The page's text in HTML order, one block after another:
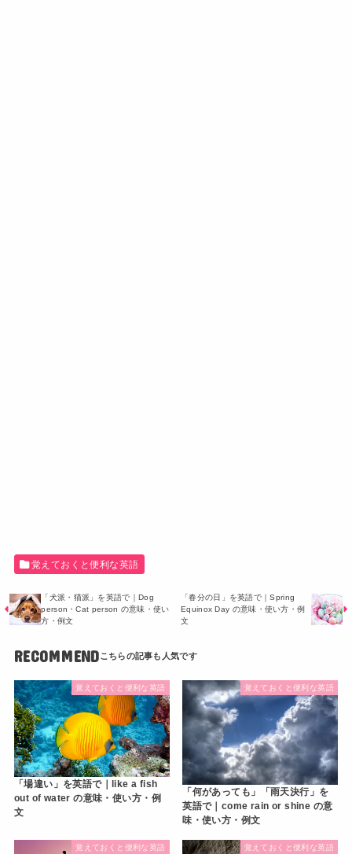
覚えておくと便利な英語
「犬派・猫派」を英語で｜Dog
person・Cat person の意味・使い
方・例文
「春分の日」を英語で｜Spring
Equinox Day の意味・使い方・例
文
RECOMMEND
覚えておくと便利な英語
「場違い」を英語で｜like a fish
out of water の意味・使い方・例
文
覚えておくと便利な英語
「何があっても」「雨天決行」を
英語で｜come rain or shine の意
味・使い方・例文
覚えておくと便利な英語 覚えておくと便利な英語